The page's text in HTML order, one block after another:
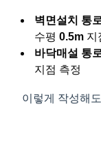
벽면설치 통
수평 0.5m 지
바닥매설 통
지점 측정
이렇게 작성해